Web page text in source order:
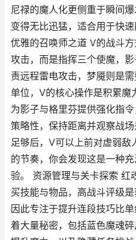
尼禄的魔人化更侧重于瞬间
变得无比迅猛，适合用于快
优雅的召唤师之道 V的战斗
攻击，而是指挥三个使魔，
责远程雷电攻击，梦魇则是
单位，V的核心操作是积累魔
为影子与格里芬提供强化指
策略性，保持距离并观察战
足够后，V可以上前对虚弱
的节奏，你会发现这是一种
验。 资源管理与关卡探索 红
买技能与物品，高战斗评级
因此专注于提升连段技巧比
着大量秘密，包括蓝色魔魂